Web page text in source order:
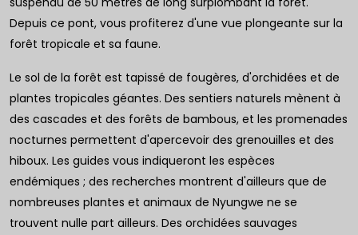
Depuis ce pont, vous profiterez d'une vue plongeante sur la
forêt tropicale et sa faune.
Le sol de la forêt est tapissé de fougères, d'orchidées et de
plantes tropicales géantes. Des sentiers naturels mènent à
des cascades et des forêts de bambous, et les promenades
nocturnes permettent d'apercevoir des grenouilles et des
hiboux. Les guides vous indiqueront les espèces
endémiques ; des recherches montrent d'ailleurs que de
nombreuses plantes et animaux de Nyungwe ne se
trouvent nulle part ailleurs. Des orchidées sauvages